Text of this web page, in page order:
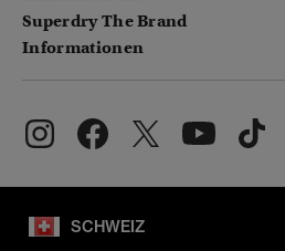
Superdry The Brand
Informationen
SCHWEIZ